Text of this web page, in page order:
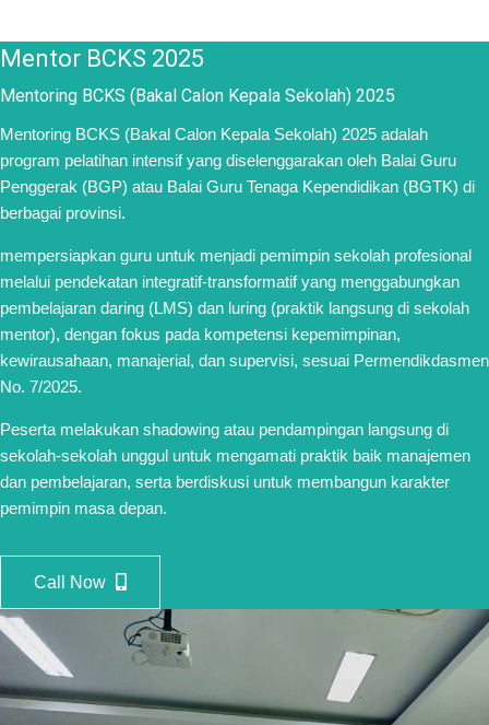
Mentor BCKS 2025
Mentoring BCKS (Bakal Calon Kepala Sekolah) 2025
Mentoring BCKS (Bakal Calon Kepala Sekolah) 2025 adalah
program pelatihan intensif yang diselenggarakan oleh Balai Guru
Penggerak (BGP) atau Balai Guru Tenaga Kependidikan (BGTK) di
berbagai provinsi.
mempersiapkan guru untuk menjadi pemimpin sekolah profesional
melalui pendekatan integratif-transformatif yang menggabungkan
pembelajaran daring (LMS) dan luring (praktik langsung di sekolah
mentor), dengan fokus pada kompetensi kepemimpinan,
kewirausahaan, manajerial, dan supervisi, sesuai Permendikdasmen
No. 7/2025.
Peserta melakukan shadowing atau pendampingan langsung di
sekolah-sekolah unggul untuk mengamati praktik baik manajemen
dan pembelajaran, serta berdiskusi untuk membangun karakter
pemimpin masa depan.
Call Now